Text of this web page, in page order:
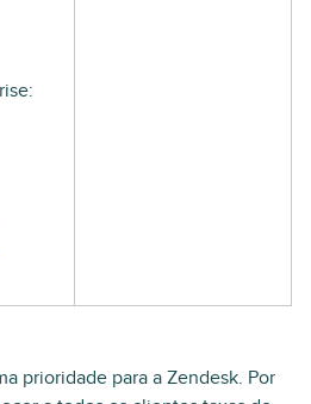
prioridade para a Zendesk. Por